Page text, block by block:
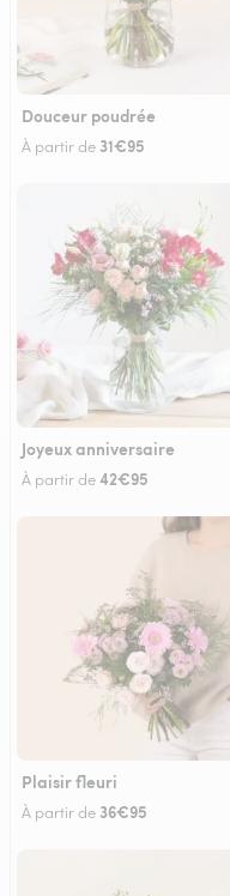
Douceur poudrée
À partir de 31€95
Joyeux anniversaire
À partir de42€95
Plaisir fleuri
À partir de 36€95